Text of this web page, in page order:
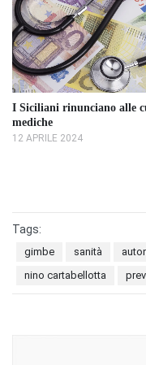
I Siciliani rinunciano alle
mediche
12 APRILE 2024
Tags:
gimbe sanità
nino cartabellotta